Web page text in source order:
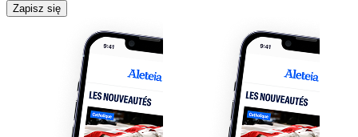
Zapisz się